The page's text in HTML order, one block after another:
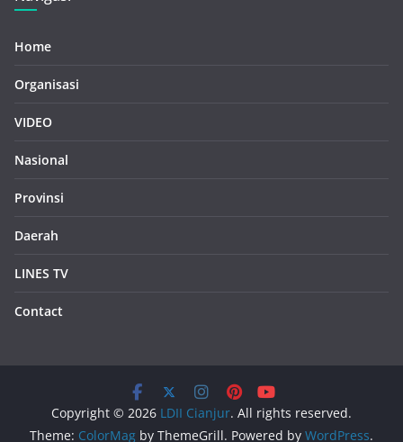
Home
Organisasi
VIDEO
Nasional
Provinsi
Daerah
LINES TV
Contact
Copyright © 2026 LDII Cianjur. All rights reserved.
Theme: ColorMag by ThemeGrill. Powered by WordPress.